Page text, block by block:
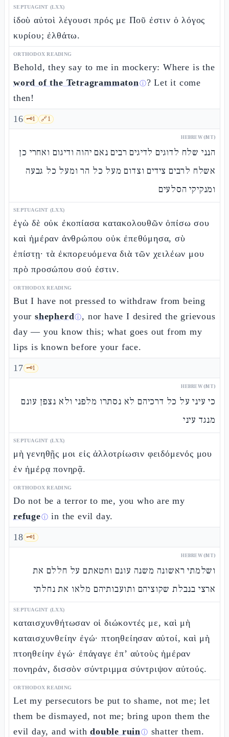
SEPTUAGINT (LXX)
ἰδοὺ αὐτοὶ λέγουσι πρός με Ποῦ ἐστιν ὁ λόγος
κυρίου; ἐλθάτω.
ORTHODOX READING
Behold, they say to me in mockery: Where is the
word of the Tetragrammatonⓘ? Let it come
then!
16 🗝️1 🔗1
HEBREW (MT)
הנני שלח לדוגים לדיגים רבים נאם יהוה ודיגום ואחרי כן
אשלח לרבים צידים וצדום מעל כל הר ומעל כל גבעה
ומנקיקי הסלעים
SEPTUAGINT (LXX)
ἐγὼ δὲ οὐκ ἐκοπίασα κατακολουθῶν ὀπίσω σου
καὶ ἡμέραν ἀνθρώπου οὐκ ἐπεθύμησα, σὺ
ἐπίστῃ· τὰ ἐκπορευόμενα διὰ τῶν χειλέων μου
πρὸ προσώπου σού ἐστιν.
ORTHODOX READING
But I have not pressed to withdraw from being
your shepherdⓘ, nor have I desired the grievous
day — you know this; what goes out from my
lips is known before your face.
17 🗝️1
HEBREW (MT)
כי עיני על כל דרכיהם לא נסתרו מלפני ולא נצפן עונם
מנגד עיני
SEPTUAGINT (LXX)
μὴ γενηθῇς μοι εἰς ἀλλοτρίωσιν φειδόμενός μου
ἐν ἡμέρᾳ πονηρᾷ.
ORTHODOX READING
Do not be a terror to me, you who are my
refugeⓘ in the evil day.
18 🗝️1
HEBREW (MT)
ושלמתי ראשונה משנה עונם וחטאתם על חללם את
ארצי בנבלת שקוציהם ותועבותיהם מלאו את נחלתי
SEPTUAGINT (LXX)
καταισχυνθήτωσαν οἱ διώκοντές με, καὶ μὴ
καταισχυνθείην ἐγώ· πτοηθείησαν αὐτοί, καὶ μὴ
πτοηθείην ἐγώ· ἐπάγαγε ἐπ’ αὐτοὺς ἡμέραν
πονηράν, δισσὸν σύντριμμα σύντριψον αὐτούς.
ORTHODOX READING
Let my persecutors be put to shame, not me; let
them be dismayed, not me; bring upon them the
evil day, and withdouble ruinⓘ shatter them.